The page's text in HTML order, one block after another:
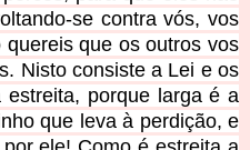
se contra vós, vos
quereis que os outros vos
Nisto consiste a Lei e os
estreita, porque larga é a
que leva à perdição, e